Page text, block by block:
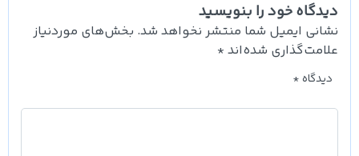
دیدگاه خود را بنویسید
نشانی ایمیل شما منتشر نخواهد شد. بخش‌های موردنیاز
علامت‌گذاری شده‌اند *
دیدگاه *